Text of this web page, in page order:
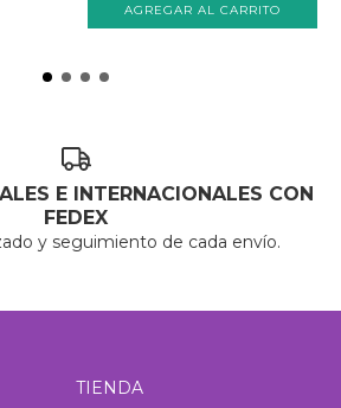
E INTERNACIONALES CON
FEDEX
y seguimiento de cada envío.
TIENDA